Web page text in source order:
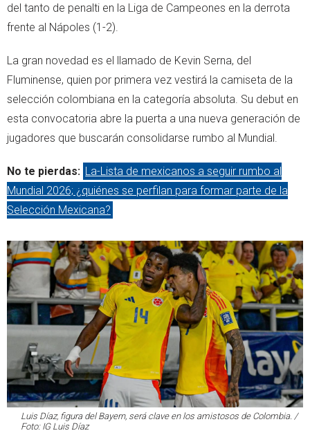
del tanto de penalti en la Liga de Campeones en la derrota
frente al Nápoles (1-2).
La gran novedad es el llamado de Kevin Serna, del
Fluminense, quien por primera vez vestirá la camiseta de la
selección colombiana en la categoría absoluta. Su debut en
esta convocatoria abre la puerta a una nueva generación de
jugadores que buscarán consolidarse rumbo al Mundial.
No te pierdas: La-Lista de mexicanos a seguir rumbo al
Mundial 2026; ¿quiénes se perfilan para formar parte de la
Selección Mexicana?
Luis Díaz, figura del Bayern, será clave en los amistosos de Colombia. /
Foto: IG Luis Díaz